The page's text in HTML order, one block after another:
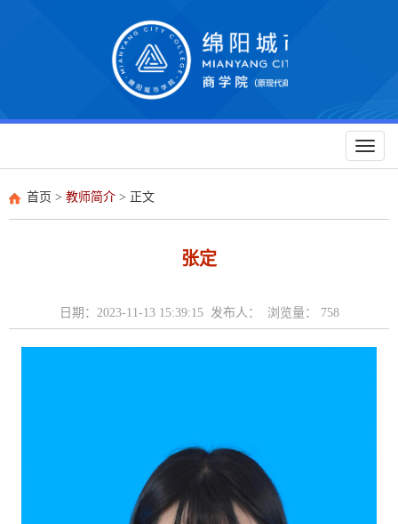
Toggle
首页 > 教师简介 > 正文
张定
日期：2023-11-13 15:39:15 发布人： 浏览量： 758